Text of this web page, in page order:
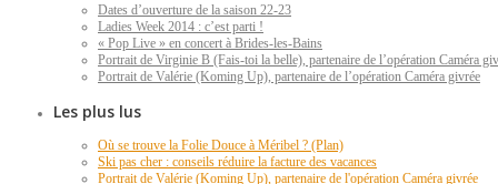
Dates d’ouverture de la saison 22-23
Ladies Week 2014 : c’est parti !
« Pop Live » en concert à Brides-les-Bains
Portrait de Virginie B (Fais-toi la belle), partenaire de l’opération Caméra
Portrait de Valérie (Koming Up), partenaire de l’opération Caméra givrée
Les plus lus
Où se trouve la Folie Douce à Méribel ? (Plan)
Ski pas cher : conseils réduire la facture des vacances
Portrait de Valérie (Koming Up), partenaire de l'opération Caméra givrée